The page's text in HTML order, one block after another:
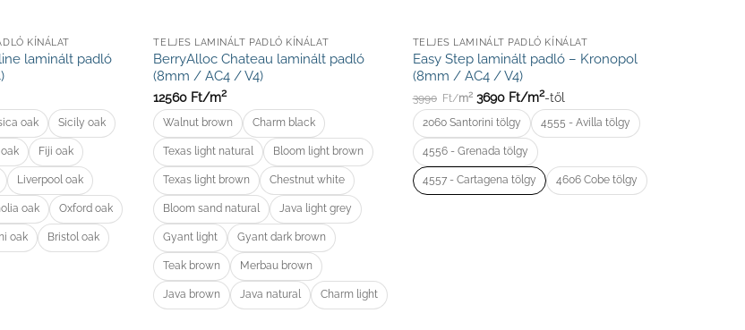
KÍNÁLAT
laminált padló
oak Sicily oak
Fiji oak
Liverpool oak
oak Oxford oak
oak Bristol oak
TELJES LAMINÁLT PADLÓ KÍNÁLAT
BerryAlloc Chateau laminált padló
(8mm / AC4 / V4)
12560 Ft/m2
Walnut brown Charm black
Texas light natural Bloom light brown
Texas light brown Chestnut white
Bloom sand natural Java light grey
Gyant light Gyant dark brown
Teak brown Merbau brown
Java brown Java natural Charm light
TELJES LAMINÁLT PADLÓ KÍNÁLAT
Easy Step laminált padló – Kronopol
(8mm / AC4 / V4)
3990 Ft/m23690 Ft/m2-től
2060 Santorini tölgy 4555 - Avilla tölgy
4556 - Grenada tölgy
4557 - Cartagena tölgy 4606 Cobe tölgy